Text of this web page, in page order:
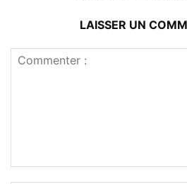
LAISSER UN